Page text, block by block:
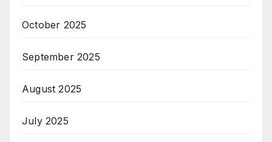
October 2025
September 2025
August 2025
July 2025